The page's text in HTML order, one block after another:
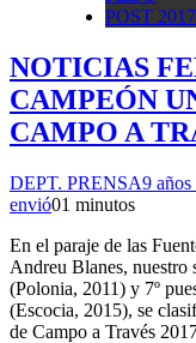
POST 2017
NOTICIAS
CAMPEÓN
CAMPO A
DEPT. PRENSA9 años
envió01 minutos
En el paraje de las
Andreu Blanes, nuestro
(Polonia, 2011) y 7º
(Escocia, 2015), se
de Campo a Través